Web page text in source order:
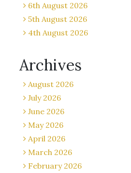
6th August 2026
5th August 2026
4th August 2026
Archives
August 2026
July 2026
June 2026
May 2026
April 2026
March 2026
February 2026